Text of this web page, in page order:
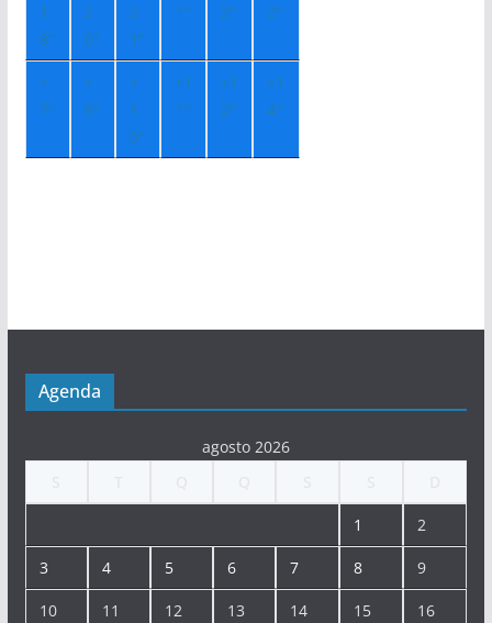
1
8°
2
0°
2
1°
1°
2°
2°
+
7°
+
8°
+
1
0°
+1
1°
+1
2°
+1
4°
Agenda
agosto 2026
1 2
3 4 5 6 7 8 9
10 11 12 13 14 15 16